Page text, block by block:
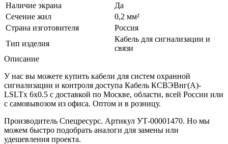
Наличие экрана
Да
Сечение жил
0,2 мм²
Страна изготовителя
Россия
Тип изделия
Кабель для сигнализации и
связи
Описание
У нас вы можете купить кабели для систем охранной
сигнализации и контроля доступа Кабель КСВЭВнг(А)-
LSLTx 6х0.5 с доставкой по Москве, области, всей России или
с самовывозом из офиса. Оптом и в розницу.
Производитель Спецресурс. Артикул УТ-00001470. Но мы
можем быстро подобрать аналоги для замены или
удешевления проекта.